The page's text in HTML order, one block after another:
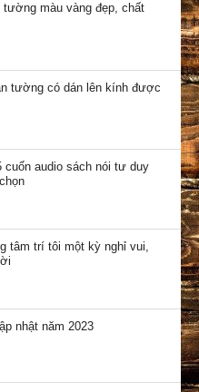
tường màu vàng đẹp, chất
tường có dán lên kính được
cuốn audio sách nói tư duy
tâm trí tôi một kỳ nghỉ vui,
nhật năm 2023